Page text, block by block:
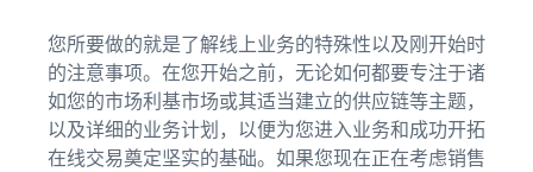
您所要做的就是了解线上业务的特殊性以及刚开始时
的注意事项。在您开始之前，无论如何都要专注于诸
如您的市场利基市场或其适当建立的供应链等主题，
以及详细的业务计划，以便为您进入业务和成功开拓
在线交易奠定坚实的基础。如果您现在正在考虑销售